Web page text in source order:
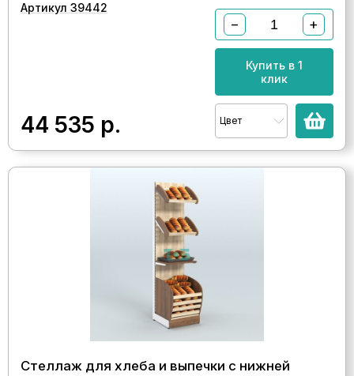
Артикул 39442
44 535 р.
− +
Купить в 1
клик
Цвет
Стеллаж для хлеба и выпечки с нижней